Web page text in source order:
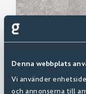
Denna webbplats
Vi använder
och annonserna till